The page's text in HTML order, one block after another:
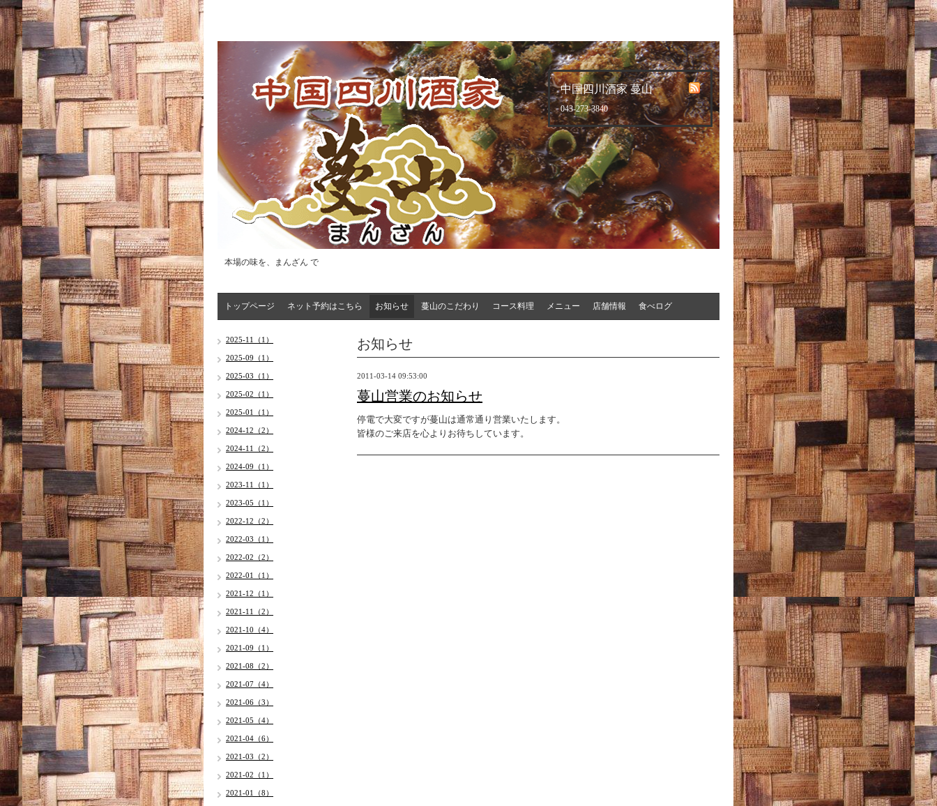
中国四川酒家 蔓山
043-273-3840
本場の味を、まんざん で
トップページ ネット予約はこちら お知らせ 蔓山のこだわり コース料理 メニュー 店舗情報 食べログ
お知らせ
2011-03-14 09:53:00
蔓山営業のお知らせ
停電で大変ですが蔓山は通常通り営業いたします。
皆様のご来店を心よりお待ちしています。
2025-11（1）
2025-09（1）
2025-03（1）
2025-02（1）
2025-01（1）
2024-12（2）
2024-11（2）
2024-09（1）
2023-11（1）
2023-05（1）
2022-12（2）
2022-03（1）
2022-02（2）
2022-01（1）
2021-12（1）
2021-11（2）
2021-10（4）
2021-09（1）
2021-08（2）
2021-07（4）
2021-06（3）
2021-05（4）
2021-04（6）
2021-03（2）
2021-02（1）
2021-01（8）